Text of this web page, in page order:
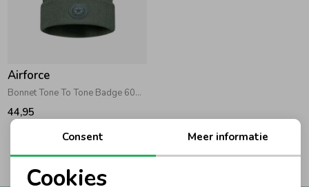
Zwemkleding
Vesten
Overhemden
Zwemkleding
Vesten
Overhemden
Cadeaubonnen
Kledingaccessoires
Babyaccessoires
Winterjassen
Zwemvesten & Zwembandjes
Winterjassen
Airforce
Bonnet Tone To Tone Badge 608 Urban Green
44,95
Consent Meer informatie
Cookies